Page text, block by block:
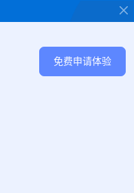
免费申请体验